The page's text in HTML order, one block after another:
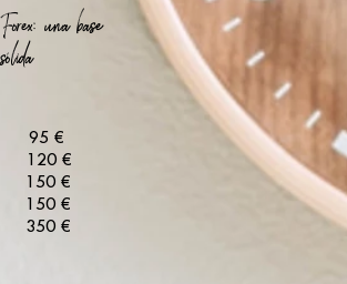
Forex: una base
sólida
95 €
120 €
150 €
150 €
350 €